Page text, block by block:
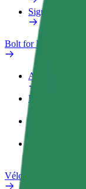
Signaler un
Bolt for Business
Avantages
Profil
Vélos électriques